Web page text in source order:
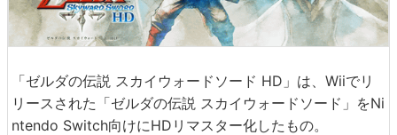
「ゼルダの伝説 スカイウォードソード HD」は、Wiiでリ
リースされた「ゼルダの伝説 スカイウォードソード」をNi
ntendo Switch向けにHDリマスター化したもの。